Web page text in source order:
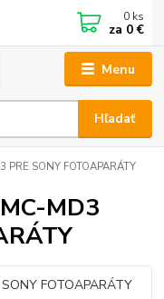
Menu
Hľadať
0 ks
za 0 €
PRE SONY FOTOAPARÁTY
MD3